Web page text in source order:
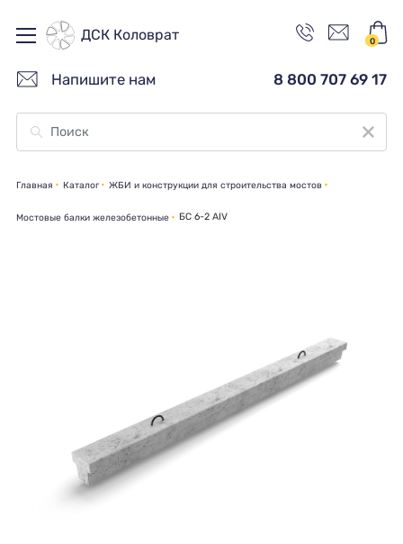
ДСК Коловрат 0
Напишите нам 8 800 707 69 17
Главная Каталог ЖБИ и конструкции для строительства мостов
Мостовые балки железобетонные БС 6-2 АIV